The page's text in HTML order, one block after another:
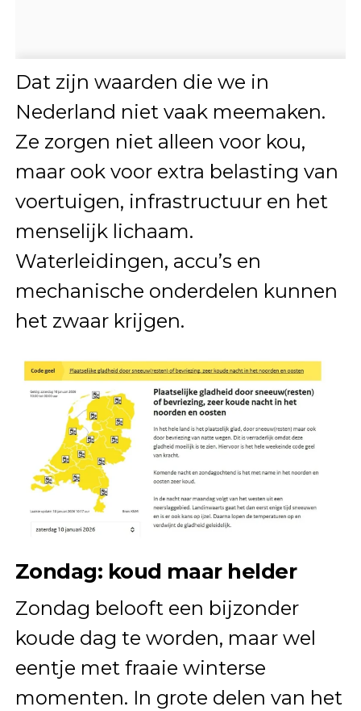
Dat zijn waarden die we in
Nederland niet vaak meemaken.
Ze zorgen niet alleen voor kou,
maar ook voor extra belasting van
voertuigen, infrastructuur en het
menselijk lichaam.
Waterleidingen, accu’s en
mechanische onderdelen kunnen
het zwaar krijgen.
Zondag: koud maar helder
Zondag belooft een bijzonder
koude dag te worden, maar wel
eentje met fraaie winterse
momenten. In grote delen van het